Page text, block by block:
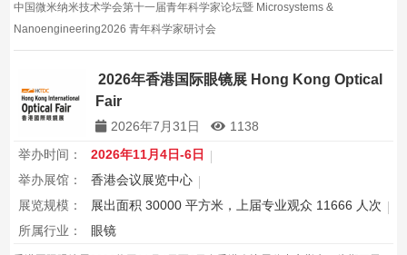
中国微米纳米技术学会第十一届青年科学家论坛暨 Microsystems &
Nanoengineering2026 青年科学家研讨会
2026年香港国际眼镜展 Hong Kong Optical
Fair
2026年7月31日
1138
举办时间：
2026年11月4日-6日
举办展馆：
香港会议展览中心
展览规模：
展出面积 30000 平方米，上届专业观众 11666 人次
所属行业：
眼镜